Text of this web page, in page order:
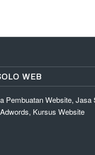
WEB
Pembuatan Website, Jasa
Kursus Website